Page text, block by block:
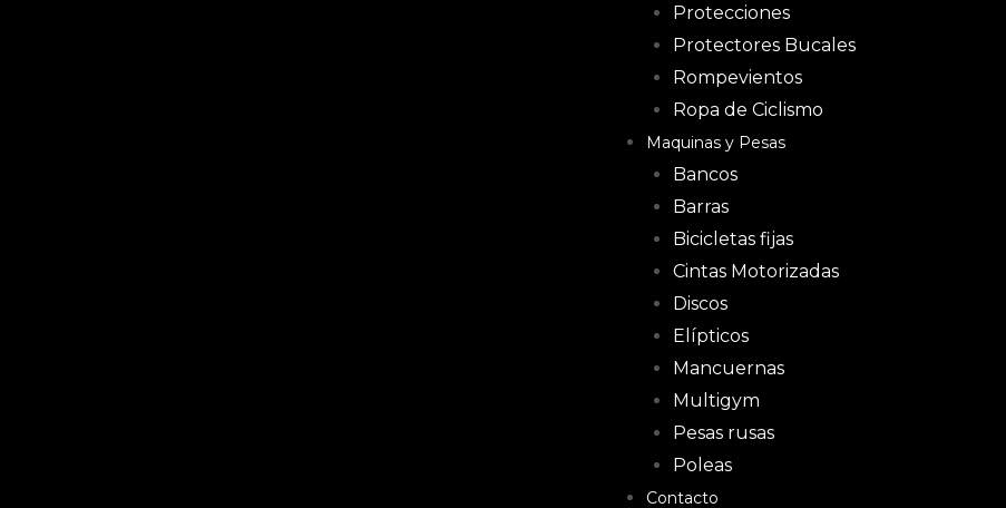
Protecciones
Protectores Bucales
Rompevientos
Ropa de Ciclismo
Maquinas y Pesas
Bancos
Barras
Bicicletas fijas
Cintas Motorizadas
Discos
Elípticos
Mancuernas
Multigym
Pesas rusas
Poleas
Contacto